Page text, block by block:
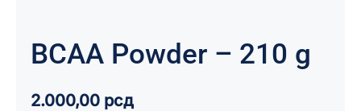
BCAA Powder – 210 g
2.000,00 рсд